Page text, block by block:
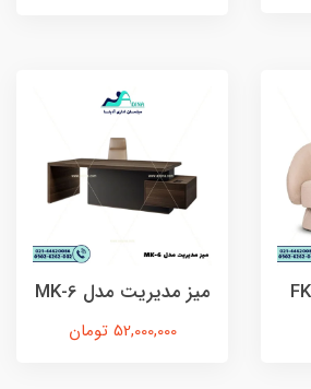
میز مدیریت مدل MK-6
52,000,000 تومان